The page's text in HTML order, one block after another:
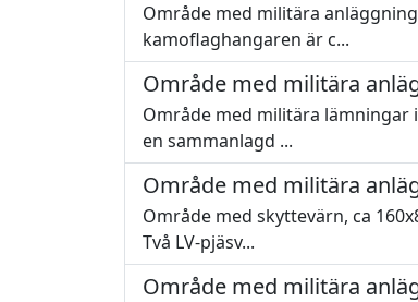
Område med militära
kamoflaghangaren är c...
Område med militära
Område med militära lämningar
en sammanlagd ...
Område med militära
Område med skyttevärn, ca
Två LV-pjäsv...
Område med militära